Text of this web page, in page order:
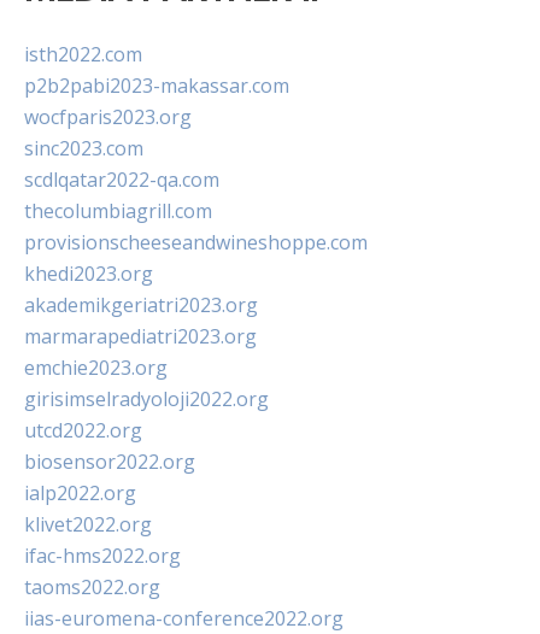
isth2022.com
p2b2pabi2023-makassar.com
wocfparis2023.org
sinc2023.com
scdlqatar2022-qa.com
thecolumbiagrill.com
provisionscheeseandwineshoppe.com
khedi2023.org
akademikgeriatri2023.org
marmarapediatri2023.org
emchie2023.org
girisimselradyoloji2022.org
utcd2022.org
biosensor2022.org
ialp2022.org
klivet2022.org
ifac-hms2022.org
taoms2022.org
iias-euromena-conference2022.org